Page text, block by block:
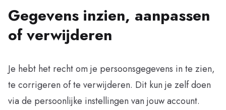
Gegevens inzien, aanpassen
of verwijderen
Je hebt het recht om je persoonsgegevens in te zien,
te corrigeren of te verwijderen. Dit kun je zelf doen
via de persoonlijke instellingen van jouw account.